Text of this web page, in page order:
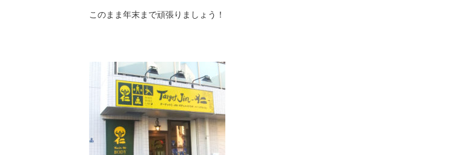
このまま年末まで頑張りましょう！